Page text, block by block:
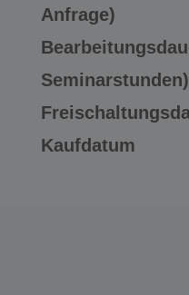
Anfrage)
Seminarstunden)
Kaufdatum